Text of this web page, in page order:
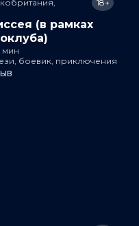
(в рамках
18+
мин
боевик, приключения